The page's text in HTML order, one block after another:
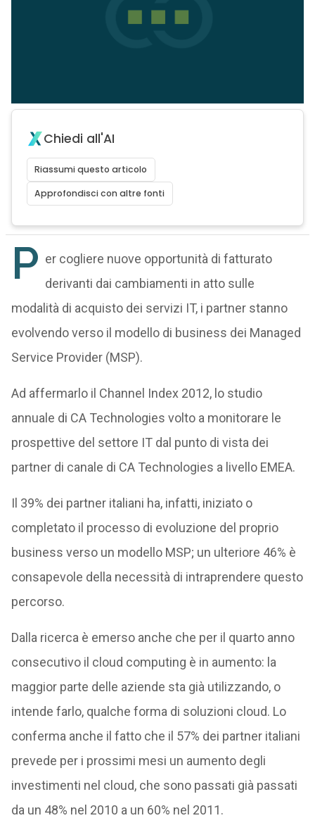
Chiedi all'AI
Riassumi questo articolo
Approfondisci con altre fonti
P er cogliere nuove opportunità di fatturato
derivanti dai cambiamenti in atto sulle
modalità di acquisto dei servizi IT, i partner stanno
evolvendo verso il modello di business dei Managed
Service Provider (MSP).
Ad affermarlo il Channel Index 2012, lo studio
annuale di CA Technologies volto a monitorare le
prospettive del settore IT dal punto di vista dei
partner di canale di CA Technologies a livello EMEA.
Il 39% dei partner italiani ha, infatti, iniziato o
completato il processo di evoluzione del proprio
business verso un modello MSP; un ulteriore 46% è
consapevole della necessità di intraprendere questo
percorso.
Dalla ricerca è emerso anche che per il quarto anno
consecutivo il cloud computing è in aumento: la
maggior parte delle aziende sta già utilizzando, o
intende farlo, qualche forma di soluzioni cloud. Lo
conferma anche il fatto che il 57% dei partner italiani
prevede per i prossimi mesi un aumento degli
investimenti nel cloud, che sono passati già passati
da un 48% nel 2010 a un 60% nel 2011.